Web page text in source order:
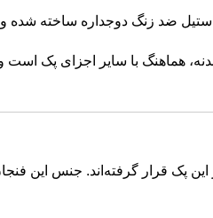
دوجداره ساخته شده و قابلیت
هماهنگ با سایر اجزای پک است
این پک قرار گرفته‌اند. جنس این